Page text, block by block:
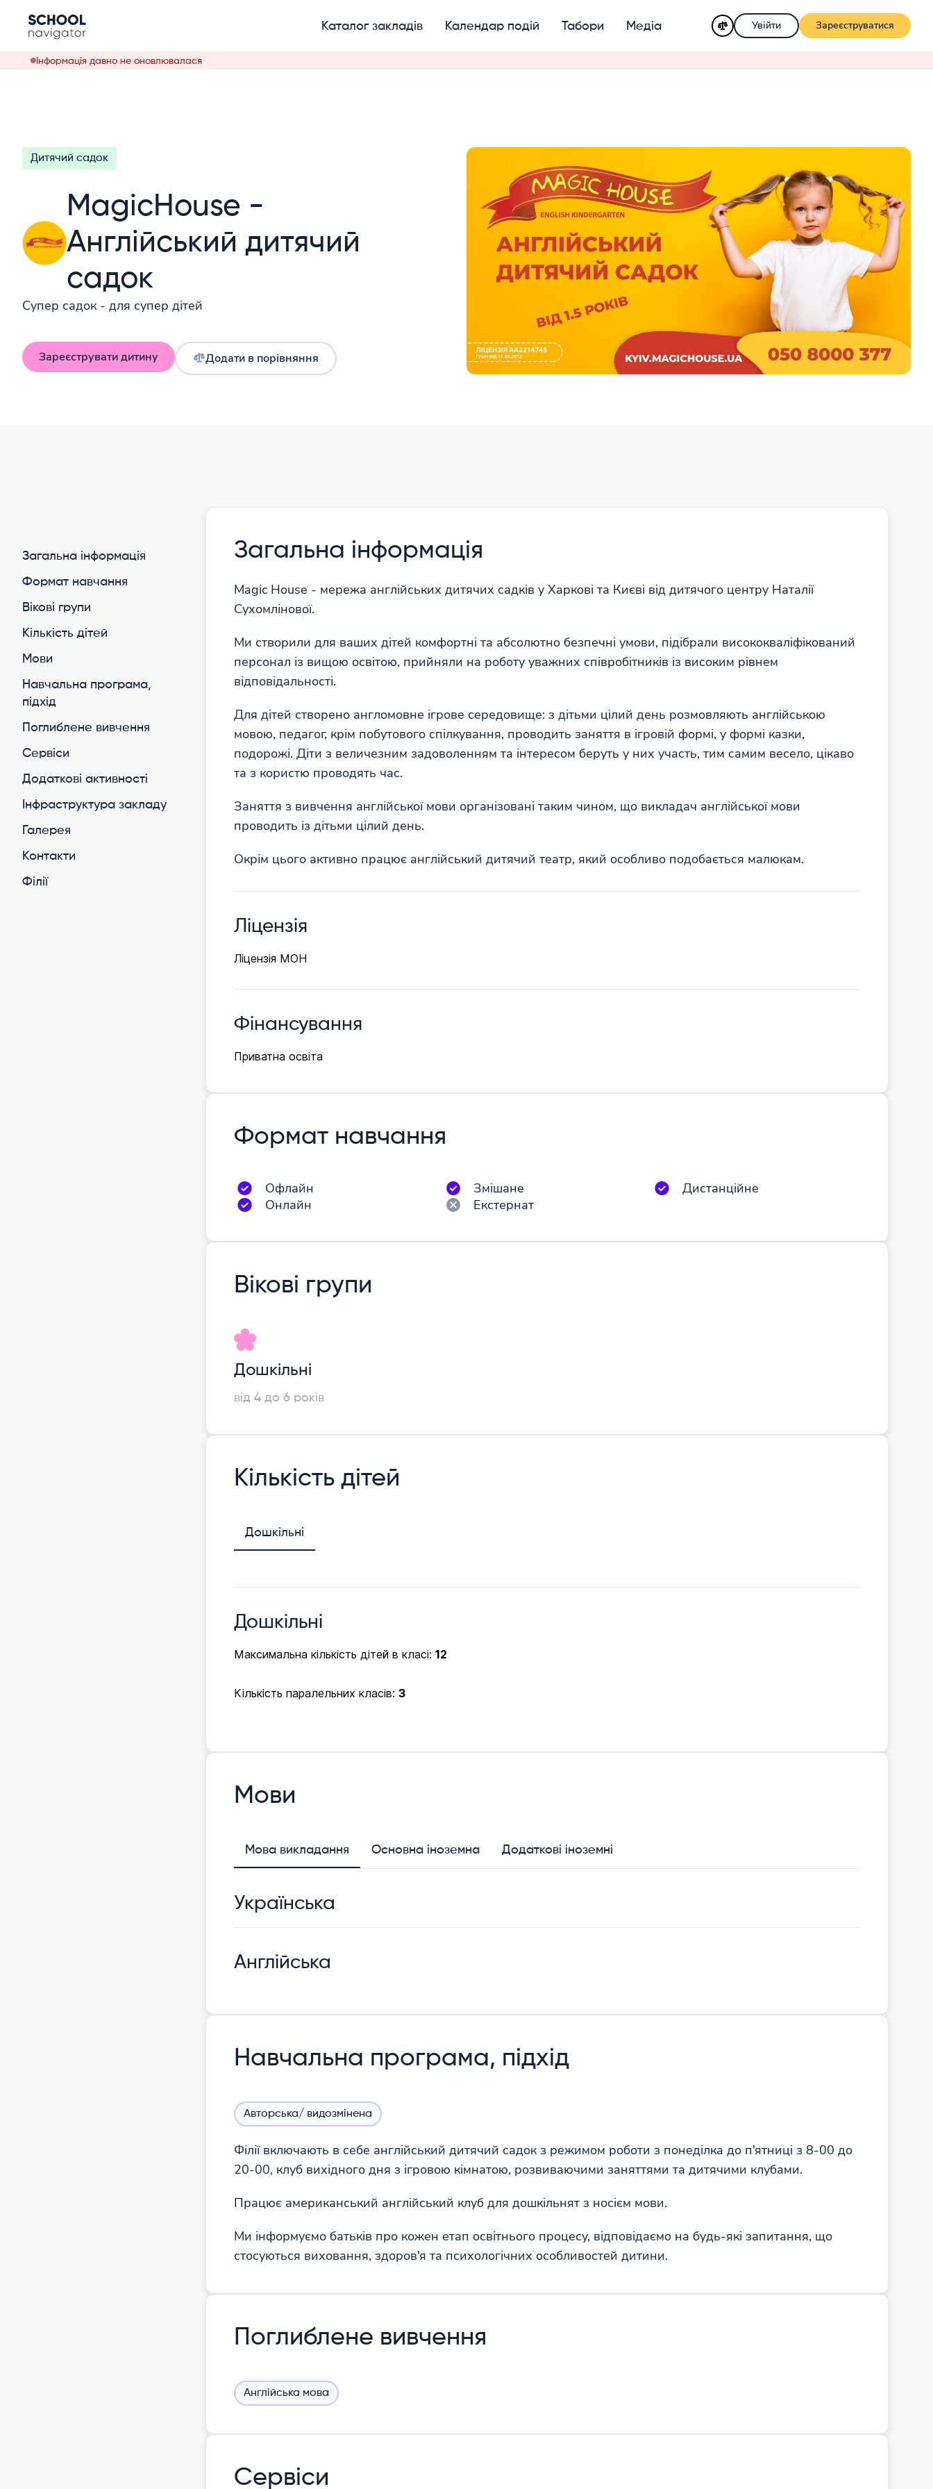
Каталог закладів Календар подій Табори Медіа Увійти Зареєструватися
Інформація давно не оновлювалася
Дитячий садок
MagicHouse -
Англійський дитячий
садок
Супер садок - для супер дітей
Зареєструвати дитину Додати в порівняння
Загальна інформація
Формат навчання
Вікові групи
Кількість дітей
Мови
Навчальна програма,
підхід
Поглиблене вивчення
Cервіси
Додаткові активності
Інфраструктура закладу
Галерея
Контакти
Філії
Загальна інформація
Magic House - мережа англійських дитячих садків у Харкові та Києві від дитячого центру Наталії
Сухомлінової.
Ми створили для ваших дітей комфортні та абсолютно безпечні умови, підібрали висококваліфікований
персонал із вищою освітою, прийняли на роботу уважних співробітників із високим рівнем
відповідальності.
Для дітей створено англомовне ігрове середовище: з дітьми цілий день розмовляють англійською
мовою, педагог, крім побутового спілкування, проводить заняття в ігровій формі, у формі казки,
подорожі. Діти з величезним задоволенням та інтересом беруть у них участь, тим самим весело, цікаво
та з користю проводять час.
Заняття з вивчення англійської мови організовані таким чином, що викладач англійської мови
проводить із дітьми цілий день.
Окрім цього активно працює англійський дитячий театр, який особливо подобається малюкам.
Ліцензія
Ліцензія МОН
Фінансування
Приватна освіта
Формат навчання
Офлайн Змішане
Дистанційне
Онлайн
Екстернат
Вікові групи
Дошкільні
від 4 до 6 років
Кількість дітей
Дошкільні
Дошкільні
Максимальна кількість дітей в класі: 12
Кількість паралельних класів: 3
Мови
Мова викладання Основна іноземна Додаткові іноземні
Українська
Англійська
Навчальна програма, підхід
Авторська/ видозмінена
Філії включають в себе англійський дитячий садок з режимом роботи з понеділка до п'ятниці з 8-00 до
20-00, клуб вихідного дня з ігровою кімнатою, розвиваючими заняттями та дитячими клубами.
Працює американський англійський клуб для дошкільнят з носієм мови.
Ми інформуємо батьків про кожен етап освітнього процесу, відповідаємо на будь-які запитання, що
стосуються виховання, здоров'я та психологічних особливостей дитини.
Поглиблене вивчення
Англійська мова
Сервіси